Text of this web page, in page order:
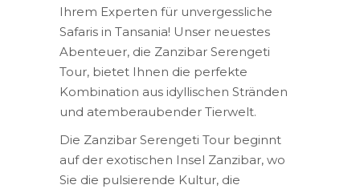
Ihrem Experten für unvergessliche
Safaris in Tansania! Unser neuestes
Abenteuer, die Zanzibar Serengeti
Tour, bietet Ihnen die perfekte
Kombination aus idyllischen Stränden
und atemberaubender Tierwelt.
Die Zanzibar Serengeti Tour beginnt
auf der exotischen Insel Zanzibar, wo
Sie die pulsierende Kultur, die